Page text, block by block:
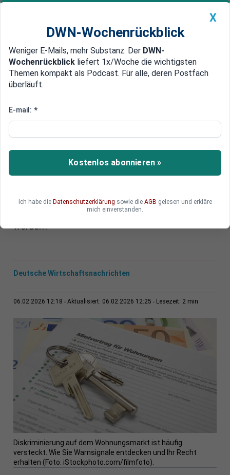
Newsticker MEIN DWN: Geldanlage Premium
Edelmetalle DWN-Magazin China
Absage bei der Wohnungssuche:
rechtswidrig?
Die Wohnungssuche kann frustrierend sein,
selbst wenn Einkommen und Bonität stimmen.
Zufall. Doch woran erkennen Bewerber, ob sie
unfair behandelt oder sogar diskriminiert
werden?
Deutsche Wirtschaftsnachrichten
06.02.2026 12:18 Aktualisiert: 06.02.2026 12:25 Lesezeit: 2 min
Diskriminierung auf dem Wohnungsmarkt ist häufig
versteckt. Wie Sie Warnsignale entdecken und Ihr Recht
erhalten (Foto: iStockphoto.com/filmfoto).
X
DWN-Wochenrückblick
Weniger E-Mails, mehr Substanz: Der DWN-
Wochenrückblick liefert 1x/Woche die wichtigsten
Themen kompakt als Podcast. Für alle, deren Postfach
überläuft.
E-mail: *
Kostenlos abonnieren »
Ich habe die Datenschutzerklärung sowie die AGB gelesen und erkläre
mich einverstanden.